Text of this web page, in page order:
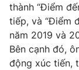
VTV4
VTV9
thành “Điểm
tiếp, và “Điểm
năm 2019 và
Bên cạnh đó,
động xúc tiến,